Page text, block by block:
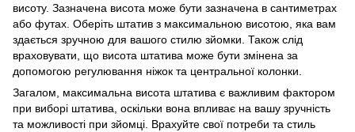
висоту. Зазначена висота може бути зазначена в сантиметрах
або футах. Оберіть штатив з максимальною висотою, яка вам
здається зручною для вашого стилю зйомки. Також слід
враховувати, що висота штатива може бути змінена за
допомогою регулювання ніжок та центральної колонки.
Загалом, максимальна висота штатива є важливим фактором
при виборі штатива, оскільки вона впливає на вашу зручність
та можливості при зйомці. Врахуйте свої потреби та стиль